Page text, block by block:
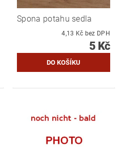
Spona potahu sedla
4,13 Kč bez DPH
5 Kč